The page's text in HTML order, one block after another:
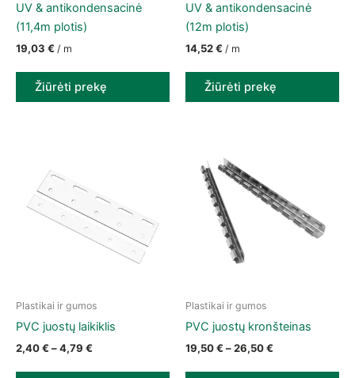
UV & antikondensacinė
(11,4m plotis)
19,03 € / m
Žiūrėti prekę
UV & antikondensacinė
(12m plotis)
14,52€ / m
Žiūrėti prekę
Plastikai ir gumos
PVC juostų laikiklis
2,40€ –4,79 € Price range: 2,40 € through 4,79 €
This product has multiple variants. The options may be
Plastikai ir gumos
PVC juostų kronšteinas
19,50€ –26,50€
This product has multiple